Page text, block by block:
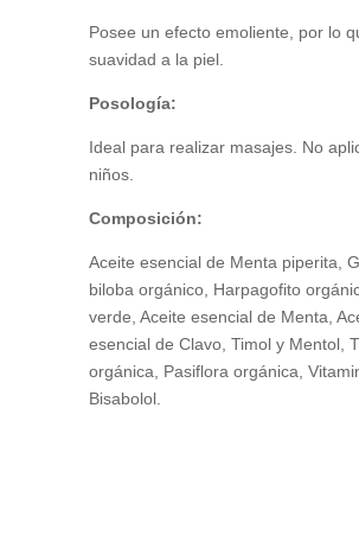
Posee un efecto emoliente, por lo
suavidad a la piel.
Posología:
Ideal para realizar masajes. No
niños.
Composición:
Aceite esencial de Menta piperita,
biloba orgánico, Harpagofito
verde, Aceite esencial de Menta,
esencial de Clavo, Timol y Mentol,
orgánica, Pasiflora orgánica,
Bisabolol.